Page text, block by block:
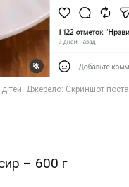
– 600 г